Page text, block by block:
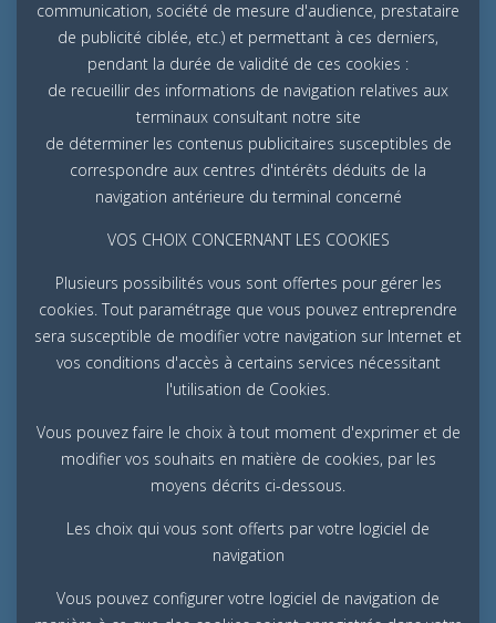
communication, société de mesure d'audience, prestataire
de publicité ciblée, etc.) et permettant à ces derniers,
pendant la durée de validité de ces cookies :
de recueillir des informations de navigation relatives aux
terminaux consultant notre site
de déterminer les contenus publicitaires susceptibles de
correspondre aux centres d'intérêts déduits de la
navigation antérieure du terminal concerné
VOS CHOIX CONCERNANT LES COOKIES
Plusieurs possibilités vous sont offertes pour gérer les
cookies. Tout paramétrage que vous pouvez entreprendre
sera susceptible de modifier votre navigation sur Internet et
vos conditions d'accès à certains services nécessitant
l'utilisation de Cookies.
Vous pouvez faire le choix à tout moment d'exprimer et de
modifier vos souhaits en matière de cookies, par les
moyens décrits ci-dessous.
Les choix qui vous sont offerts par votre logiciel de
navigation
Vous pouvez configurer votre logiciel de navigation de